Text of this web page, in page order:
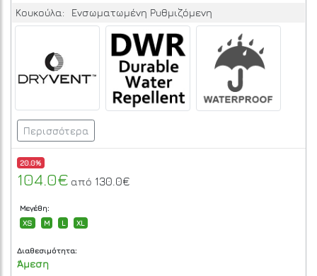
Κουκούλα:
Ενσωματωμένη Ρυθμιζόμενη
Περισσότερα
20.0%
104.0€ από 130.0€
Μεγέθη:
XS
M L XL
Διαθεσιμότητα:
Άμεση